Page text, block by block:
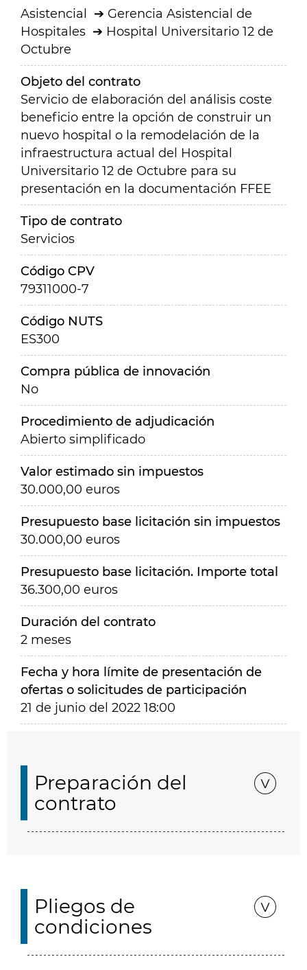
Asistencial
Gerencia Asistencial de
Hospitales
Hospital Universitario 12 de
Octubre
Objeto del contrato
Servicio de elaboración del análisis coste
beneficio entre la opción de construir un
nuevo hospital o la remodelación de la
infraestructura actual del Hospital
Universitario 12 de Octubre para su
presentación en la documentación FFEE
Tipo de contrato
Servicios
Código CPV
79311000-7
Código NUTS
ES300
Compra pública de innovación
No
Procedimiento de adjudicación
Abierto simplificado
Valor estimado sin impuestos
30.000,00 euros
Presupuesto base licitación sin impuestos
30.000,00 euros
Presupuesto base licitación. Importe total
36.300,00 euros
Duración del contrato
2 meses
Fecha y hora límite de presentación de
ofertas o solicitudes de participación
21 de junio del 2022 18:00
Preparación del
contrato
Pliegos de
condiciones